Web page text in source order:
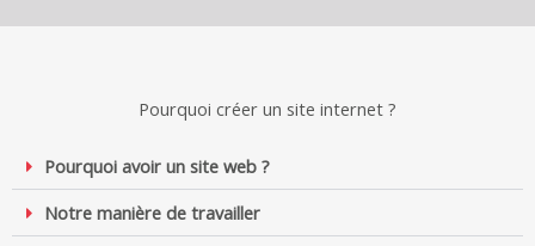
Pourquoi créer un site internet ?
Pourquoi avoir un site web ?
Notre manière de travailler